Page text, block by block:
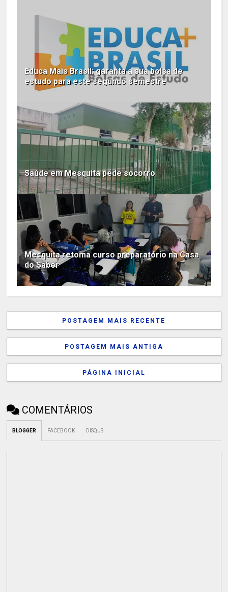
Educa Mais Brasil: garanta a sua bolsa de
estudo para este segundo semestre
Saúde em Mesquita pede socorro
Mesquita retoma curso preparatório na Casa
do Saber
POSTAGEM MAIS RECENTE
POSTAGEM MAIS ANTIGA
PÁGINA INICIAL
COMENTÁRIOS
BLOGGER FACEBOOK DISQUS